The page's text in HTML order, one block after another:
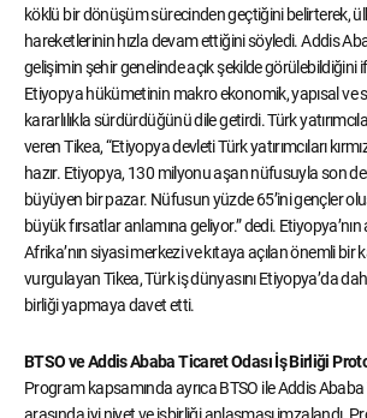
köklü bir dönüşüm sürecinden geçtiğini belirterek,
hareketlerinin hızla devam ettiğini söyledi. Addis
gelişimin şehir genelinde açık şekilde görülebildiğini
Etiyopya hükümetinin makro ekonomik, yapısal ve
kararlılıkla sürdürdüğünü dile getirdi. Türk
veren Tikea, “Etiyopya devleti Türk yatırımcıları
hazır. Etiyopya, 130 milyonu aşan nüfusuyla son
büyüyen bir pazar. Nüfusun yüzde 65’ini gençler
büyük fırsatlar anlamına geliyor.” dedi.
Afrika’nın siyasi merkezi ve kıtaya açılan önemli bir
vurgulayan Tikea, Türk iş dünyasını Etiyopya’da
birliği yapmaya davet etti.
BTSO ve Addis Ababa Ticaret Odası İş Birliği
Program kapsamında ayrıca BTSO ile Addis Ababa